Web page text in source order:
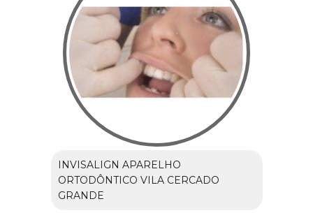
INVISALIGN APARELHO
ORTODÔNTICO VILA CERCADO
GRANDE